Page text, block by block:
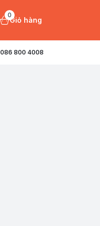
0
Giỏ hàng
086 800 4008